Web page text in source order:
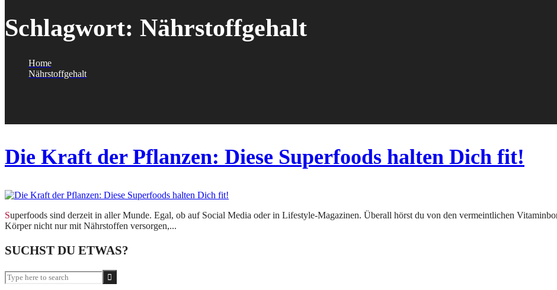
Schlagwort: Nährstoffgehalt
Home
Nährstoffgehalt
Die Kraft der Pflanzen: Diese Superfoods halten Dich fit!
Superfoods sind derzeit in aller Munde. Egal, ob auf Social Media oder in Lifestyle-Magazinen. Überall hörst du von den vermeintlichen Vitaminbomben. Superfoods sollen deinen
Körper nicht nur mit Nährstoffen versorgen,...
SUCHST DU ETWAS?